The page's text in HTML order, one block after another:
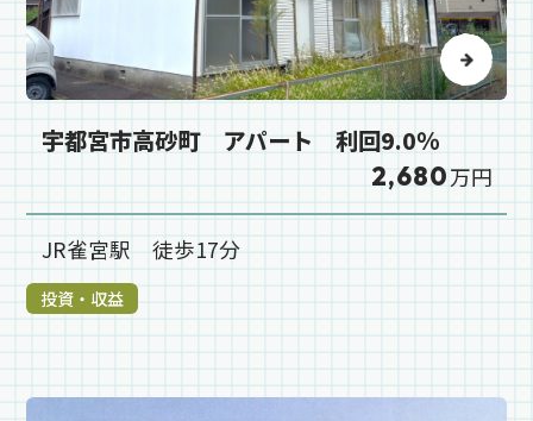
宇都宮市高砂町 アパート 利回9.0％
2,680万円
JR雀宮駅 徒歩17分
投資・収益